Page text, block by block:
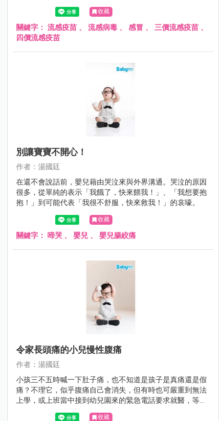
人員、禽畜業及動物防疫相關人員、重大傷病患者、居住於
安養院等長期機構者、罕見疾病者），希望藉由擴大接種，
減少即將而來的流感威脅。
收藏
關鍵字： 流感疫苗 、 流感病毒 、 感冒 、 三價流感疫苗 、
四價流感疫苗
別讓寶寶不開心！
作者：湯國廷
在還不會說話前，嬰兒藉由哭泣來與外界溝通。哭泣的原因
很多，從單純的表示「我餓了，快來餵我！」、「我想要抱
抱！」到可能代表「我很不舒服，快來救我！」的哀嚎。
收藏
關鍵字： 啼哭 、 嬰兒 、 嬰兒腸絞痛
令家長頭痛的小兒慢性腹痛
作者：湯國廷
小孩三不五時喊一下肚子痛，也不知道是孩子是真痛還是假
痛？不理它，似乎腹痛自己會消失，但有時也可嚴重到無法
上學，或上班當中接到幼兒園來的緊急電話要求就醫，等真
正帶小孩到醫院時，他又說不痛了。久而久之，腹痛好像是
收藏